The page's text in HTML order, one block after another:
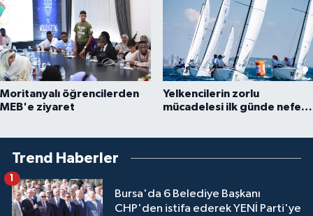
Moritanyalı öğrencilerden
MEB'e ziyaret
Yelkencilerin zorlu
mücadelesi ilk günde nefes
Trend Haberler
Bursa'da 6 Belediye Başkanı
CHP'den istifa ederek YENİ Parti'ye
1